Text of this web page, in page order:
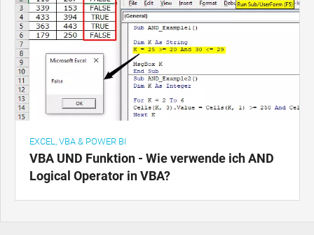
EXCEL, VBA & POWER BI
VBA UND Funktion - Wie verwende ich AND
Logical Operator in VBA?